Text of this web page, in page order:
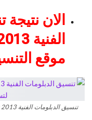
الان
موقع